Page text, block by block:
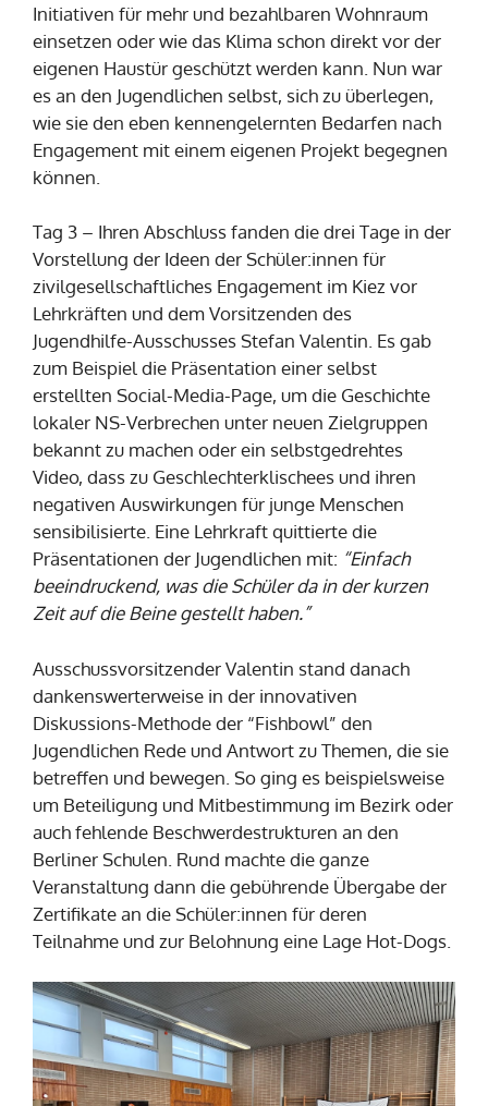
Initiativen für mehr und bezahlbaren Wohnraum
einsetzen oder wie das Klima schon direkt vor der
eigenen Haustür geschützt werden kann. Nun war
es an den Jugendlichen selbst, sich zu überlegen,
wie sie den eben kennengelernten Bedarfen nach
Engagement mit einem eigenen Projekt begegnen
können.
Tag 3 – Ihren Abschluss fanden die drei Tage in der
Vorstellung der Ideen der Schüler:innen für
zivilgesellschaftliches Engagement im Kiez vor
Lehrkräften und dem Vorsitzenden des
Jugendhilfe-Ausschusses Stefan Valentin. Es gab
zum Beispiel die Präsentation einer selbst
erstellten Social-Media-Page, um die Geschichte
lokaler NS-Verbrechen unter neuen Zielgruppen
bekannt zu machen oder ein selbstgedrehtes
Video, dass zu Geschlechterklischees und ihren
negativen Auswirkungen für junge Menschen
sensibilisierte. Eine Lehrkraft quittierte die
Präsentationen der Jugendlichen mit: “Einfach
beeindruckend, was die Schüler da in der kurzen
Zeit auf die Beine gestellt haben.”
Ausschussvorsitzender Valentin stand danach
dankenswerterweise in der innovativen
Diskussions-Methode der “Fishbowl” den
Jugendlichen Rede und Antwort zu Themen, die sie
betreffen und bewegen. So ging es beispielsweise
um Beteiligung und Mitbestimmung im Bezirk oder
auch fehlende Beschwerdestrukturen an den
Berliner Schulen. Rund machte die ganze
Veranstaltung dann die gebührende Übergabe der
Zertifikate an die Schüler:innen für deren
Teilnahme und zur Belohnung eine Lage Hot-Dogs.